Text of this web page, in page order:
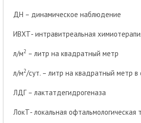
ДН – динамическое наблюдение
ИВХТ- интравитреальная
л/м2 – литр на квадратный метр
л/м2/сут. – литр на квадратный метр в
ЛДГ – лактатдегидрогеназа
ЛокТ- локальная офтальмологическая